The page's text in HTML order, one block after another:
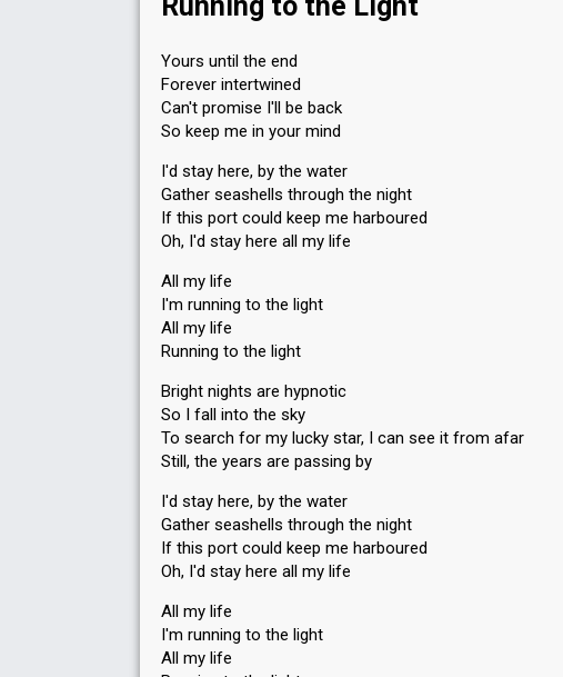
Yours until the end
Forever intertwined
Can't promise I'll be back
So keep me in your mind
I'd stay here, by the water
Gather seashells through the night
If this port could keep me harboured
Oh, I'd stay here all my life
All my life
I'm running to the light
All my life
Running to the light
Bright nights are hypnotic
So I fall into the sky
To search for my lucky star, I can see it from afar
Still, the years are passing by
I'd stay here, by the water
Gather seashells through the night
If this port could keep me harboured
Oh, I'd stay here all my life
All my life
I'm running to the light
All my life